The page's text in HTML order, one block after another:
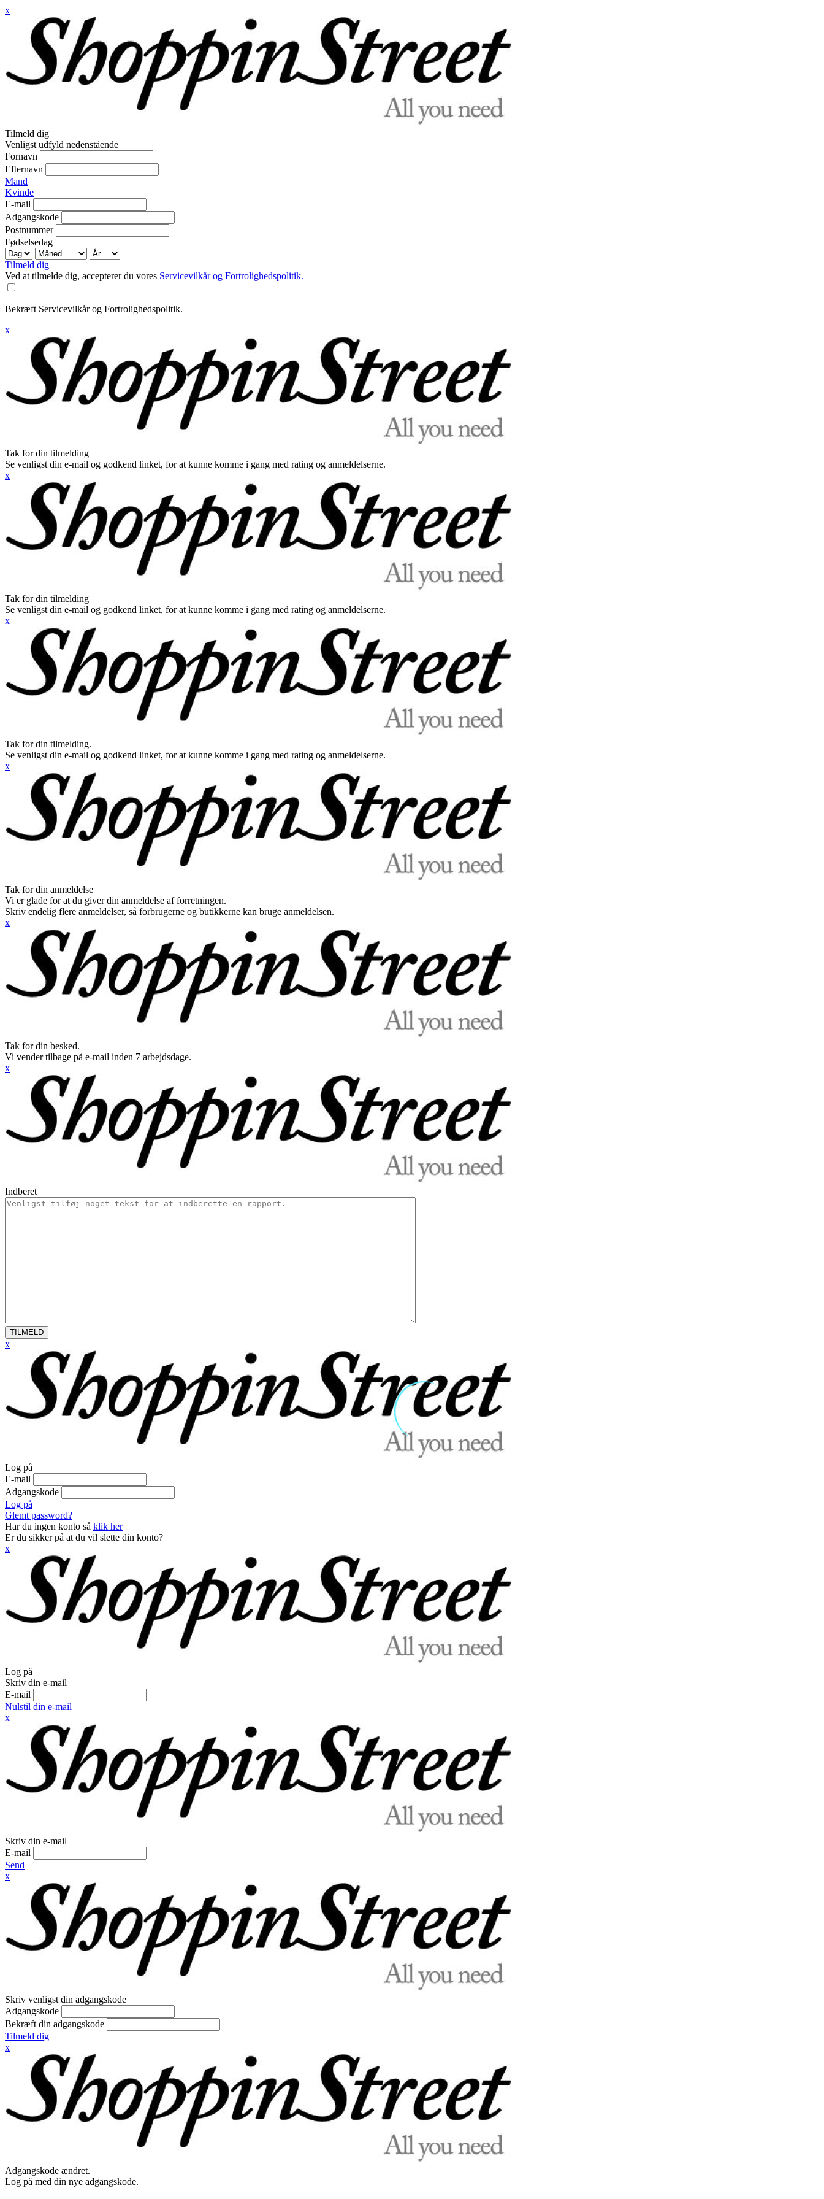
x
Tilmeld dig
Venligst udfyld nedenstående
Fornavn
Efternavn
Mand
Kvinde
E-mail
Adgangskode
Postnummer
Fødselsedag
Tilmeld dig
Ved at tilmelde dig, accepterer du vores Servicevilkår og Fortrolighedspolitik.
Bekræft Servicevilkår og Fortrolighedspolitik.
x
Tak for din tilmelding
Se venligst din e-mail og godkend linket, for at kunne komme i gang med rating og anmeldelserne.
x
Tak for din tilmelding
Se venligst din e-mail og godkend linket, for at kunne komme i gang med rating og anmeldelserne.
x
Tak for din tilmelding.
Se venligst din e-mail og godkend linket, for at kunne komme i gang med rating og anmeldelserne.
x
Tak for din anmeldelse
Vi er glade for at du giver din anmeldelse af forretningen.
Skriv endelig flere anmeldelser, så forbrugerne og butikkerne kan bruge anmeldelsen.
x
Tak for din besked.
Vi vender tilbage på e-mail inden 7 arbejdsdage.
x
Indberet
TILMELD
x
Log på
E-mail
Adgangskode
Log på
Glemt password?
Har du ingen konto så klik her
Er du sikker på at du vil slette din konto?
x
Log på
Skriv din e-mail
E-mail
Nulstil din e-mail
x
Skriv din e-mail
E-mail
Send
x
Skriv venligst din adgangskode
Adgangskode
Bekræft din adgangskode
Tilmeld dig
x
Adgangskode ændret.
Log på med din nye adgangskode.